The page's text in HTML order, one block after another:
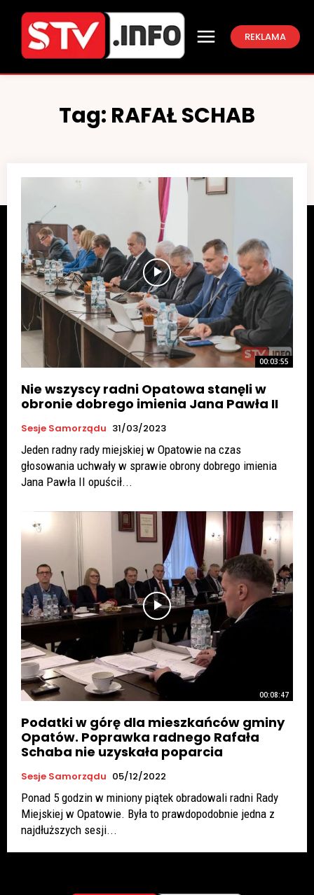
REKLAMA
Tag: RAFAŁ SCHAB
00:03:55
Nie wszyscy radni Opatowa stanęli w
obronie dobrego imienia Jana Pawła II
Sesje Samorządu 31/03/2023
Jeden radny rady miejskiej w Opatowie na czas
głosowania uchwały w sprawie obrony dobrego imienia
Jana Pawła II opuścił...
00:08:47
Podatki w górę dla mieszkańców gminy
Opatów. Poprawka radnego Rafała
Schaba nie uzyskała poparcia
Sesje Samorządu 05/12/2022
Ponad 5 godzin w miniony piątek obradowali radni Rady
Miejskiej w Opatowie. Była to prawdopodobnie jedna z
najdłuższych sesji...